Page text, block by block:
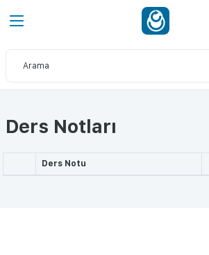
Ders Notları
Ders Notu